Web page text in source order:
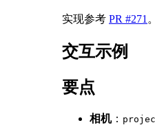
实现参考 PR #271 。
交互示例
要点
相机：